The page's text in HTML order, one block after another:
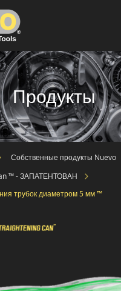
Продукты
Собственные продукты Nuevo
™ - ЗАПАТЕНТОВАН
трубок диаметром 5 мм ™